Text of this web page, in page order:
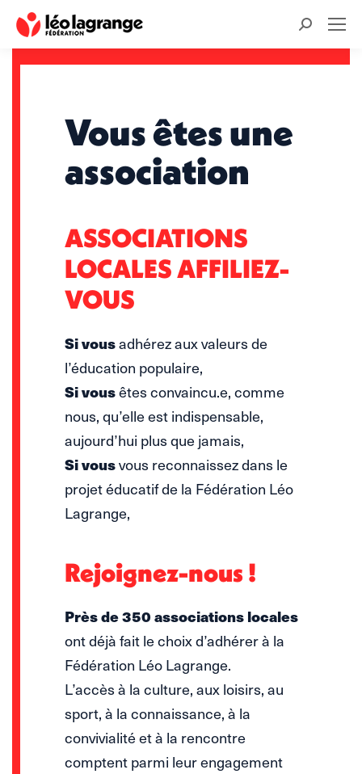
Recherche
:
Vous êtes une
association
ASSOCIATIONS
LOCALES AFFILIEZ-
VOUS
Si vousadhérez aux valeurs de
l’éducation populaire,
Si vousêtes convaincu.e, comme
nous, qu’elle est indispensable,
aujourd’hui plus que jamais,
Si vousvous reconnaissez dans le
projet éducatif de la Fédération Léo
Lagrange,
Rejoignez-nous !
Près de 350 associations locales
ont déjà fait le choix d’adhérer à la
Fédération Léo Lagrange.
L’accès à la culture, aux loisirs, au
sport, à la connaissance, à la
convivialité et à la rencontre
comptent parmi leur engagement